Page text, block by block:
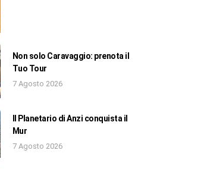
Non solo Caravaggio: prenota il
Tuo Tour
7 Agosto 2026
Il Planetario di Anzi conquista il
Mur
7 Agosto 2026